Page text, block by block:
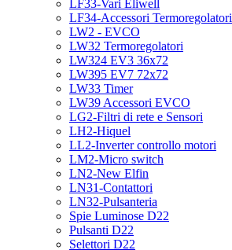
LF33-Vari Eliwell
LF34-Accessori Termoregolatori
LW2 - EVCO
LW32 Termoregolatori
LW324 EV3 36x72
LW395 EV7 72x72
LW33 Timer
LW39 Accessori EVCO
LG2-Filtri di rete e Sensori
LH2-Hiquel
LL2-Inverter controllo motori
LM2-Micro switch
LN2-New Elfin
LN31-Contattori
LN32-Pulsanteria
Spie Luminose D22
Pulsanti D22
Selettori D22